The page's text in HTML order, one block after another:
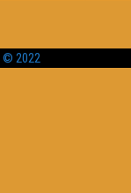
© 2022